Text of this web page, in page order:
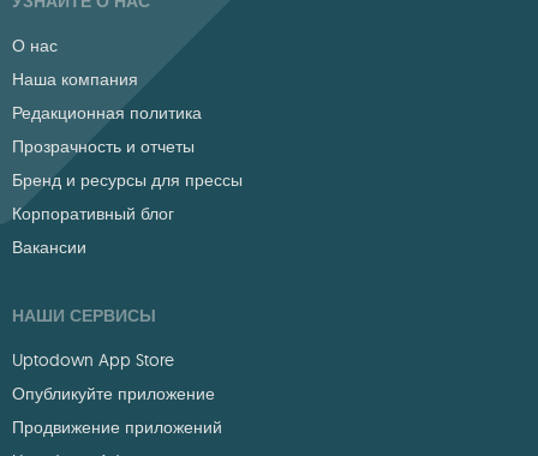
О нас
Наша компания
Редакционная политика
Прозрачность и отчеты
Бренд и ресурсы для прессы
Корпоративный блог
Вакансии
НАШИ СЕРВИСЫ
Uptodown App Store
Опубликуйте приложение
Продвижение приложений